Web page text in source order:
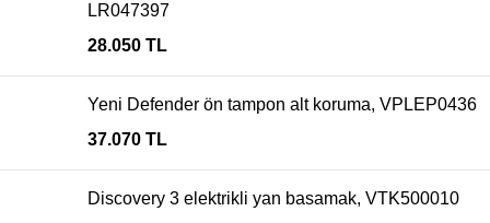
LR047397
28.050 TL
Yeni Defender ön tampon alt koruma, VPLEP0436
37.070 TL
Discovery 3 elektrikli yan basamak, VTK500010